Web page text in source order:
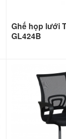
Ghế họp lưới
GL424B